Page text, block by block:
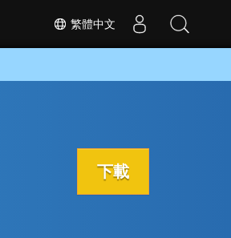
繁體中文
下載